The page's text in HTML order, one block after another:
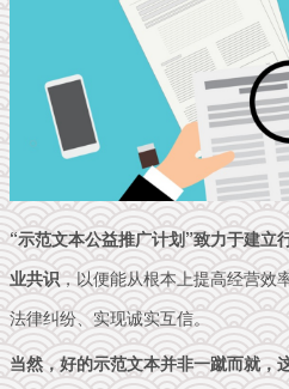
“示范文本公益推广计划”致力于建立
业共识，以便能从根本上提高经营效
法律纠纷、实现诚实互信。
当然，好的示范文本并非一蹴而就，